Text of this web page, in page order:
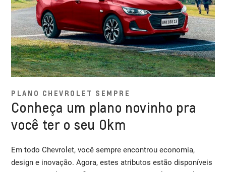
PLANO CHEVROLET SEMPRE
Conheça um plano novinho pra
você ter o seu 0km
Em todo Chevrolet, você sempre encontrou economia,
design e inovação. Agora, estes atributos estão disponíveis